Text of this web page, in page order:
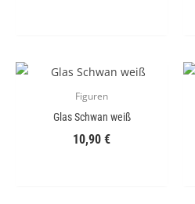
Figuren
Glas Schwan weiß
10,90 €